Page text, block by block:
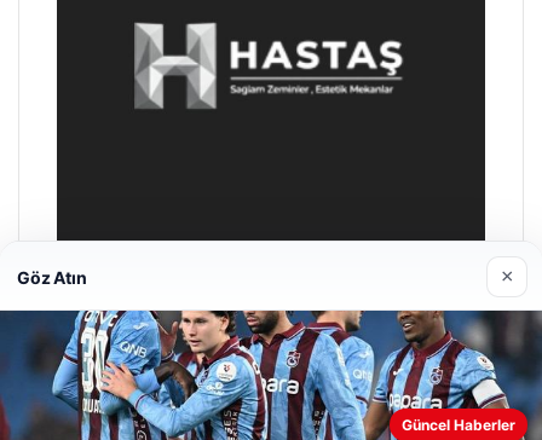
Enes Kaplan Avukatlık Bürosu
28/04/2026
Web sitemizi nasıl kullandığınızı daha iyi anlayabilmek,
Göz Atın ×
Güncel Haberler